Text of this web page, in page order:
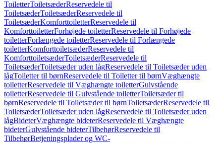
ToiletterToiletsæderReservedele til
ToiletsæderToiletsæderReservedele til
ToiletsæderKomforttoiletterReservedele til
KomforttoiletterForhøjede toiletterReservedele til Forhøjede
toiletterForlængede toiletterReservedele til Forlængede
toiletterKomforttoiletsæderReservedele til
KomforttoiletsæderToiletsæderReservedele til
ToiletsæderToiletsæder uden lågReservedele til Toiletsæder uden
lågToiletter til børnReservedele til Toiletter til børnVæghængte
toiletterReservedele til Væghængte toiletterGulvstående
toiletterReservedele til Gulvstående toiletterToiletsæder til
børnReservedele til Toiletsæder til børnToiletsæderReservedele til
ToiletsæderToiletsæder uden lågReservedele til Toiletsæder uden
lågBideterVæghængte bideterReservedele til Væghængte
bideterGulvstående bideterTilbehørReservedele til
TilbehørBetjeningsplader og WC-